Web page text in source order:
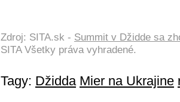
Zdroj: SITA.sk - Summit v Džidde sa
SITA Všetky práva vyhradené.
Tagy: Džidda Mier na Ukrajine